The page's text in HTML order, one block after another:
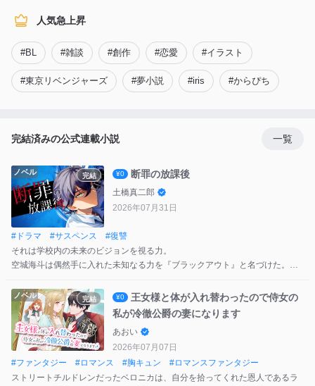
人気急上昇
#BL #雑談 #創作 #恋愛 #イラスト
#東京リベンジャーズ #夢小説 #iris #からぴち
完結済みの公式連載小説 一覧
ノベル 完結 ¥0 断罪の放課後
土橋真二郎
2026年07月31日
# ドラマ #サスペンス #復讐
それは学校内の未来のビジョンを視る力。
空城海斗は偶然手に入れた未知なる力を『ブラックアウト』と名づけた。
ブラックアウトが視せたビジョンは自身の破滅の未来。エリートたちが通う
進学高校の歪な悪意は、海斗を教室のスケープゴートに仕立てあげていた。
さらにその悪意は幼馴染の神田夕奈にも向けられる。
そして海斗が視たのは夕奈のあまりに絶望的な──バッドエンド。
「運命には重力があり、不幸な結末に誘引される」
ノベル 完結 ¥0
王女様と体が入れ替わったので侍女の
私が冷徹公爵の妻になります
あおい
2026年07月07日
#ファンタジー #ロマンス #胸キュン #ロマンスファンタジー
ストリートチルドレンだったベロニカは、自分を拾ってくれた恩人であるラ